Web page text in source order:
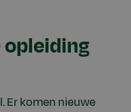
opleiding
Er komen nieuwe